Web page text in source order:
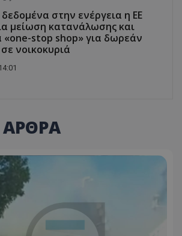
στην ενέργεια η ΕΕ
μείωση κατανάλωσης και
«one-stop shop» για δωρεάν
νοικοκυριά
ΑΡΘΡΑ